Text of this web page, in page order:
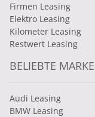
Firmen Leasing
Elektro Leasing
Kilometer Leasing
Restwert Leasing
BELIEBTE
Audi Leasing
BMW Leasing